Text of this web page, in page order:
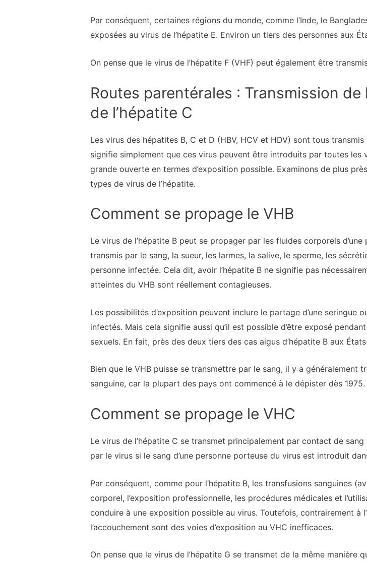
Par conséquent, certaines régions du monde, comme l’Inde, le
exposées au virus de l’hépatite E. Environ un tiers des personnes aux
On pense que le virus de l’hépatite F (VHF) peut également être
Routes parentérales : Transmission de
de l’hépatite C
Les virus des hépatites B, C et D (HBV, HCV et HDV) sont tous
signifie simplement que ces virus peuvent être introduits par toutes
grande ouverte en termes d’exposition possible. Examinons de plus
types de virus de l’hépatite.
Comment se propage le VHB
Le virus de l’hépatite B peut se propager par les fluides corporels
transmis par le sang, la sueur, les larmes, la salive, le sperme, les
personne infectée. Cela dit, avoir l’hépatite B ne signifie pas
atteintes du VHB sont réellement contagieuses.
Les possibilités d’exposition peuvent inclure le partage d’une
infectés. Mais cela signifie aussi qu’il est possible d’être exposé
sexuels. En fait, près des deux tiers des cas aigus d’hépatite B aux
Bien que le VHB puisse se transmettre par le sang, il y a
sanguine, car la plupart des pays ont commencé à le dépister dès 1975.
Comment se propage le VHC
Le virus de l’hépatite C se transmet principalement par contact de
par le virus si le sang d’une personne porteuse du virus est introduit
Par conséquent, comme pour l’hépatite B, les transfusions sanguines
corporel, l’exposition professionnelle, les procédures médicales et
conduire à une exposition possible au virus. Toutefois, contrairement à
l’accouchement sont des voies d’exposition au VHC inefficaces.
On pense que le virus de l’hépatite G se transmet de la même manière